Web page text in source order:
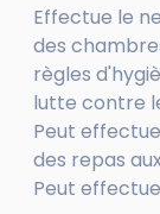
Effectue le
des
règles
lutte contre
Peut
des repas
Peut